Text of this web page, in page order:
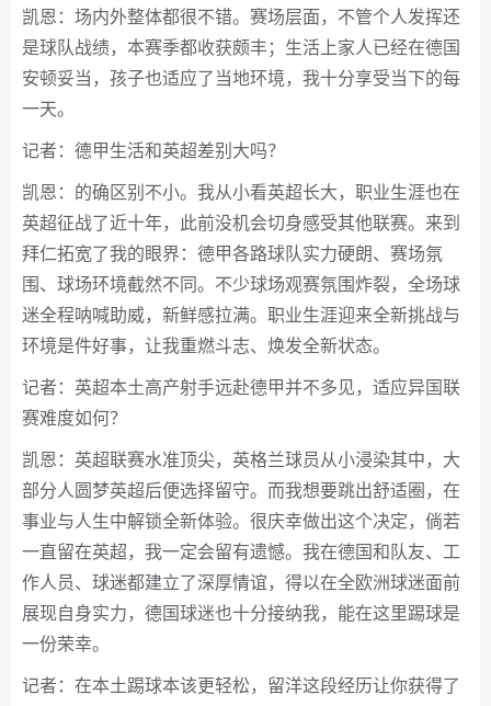
凯恩：场内外整体都很不错。赛场层面，不管个人发挥还
是球队战绩，本赛季都收获颇丰；生活上家人已经在德国
安顿妥当，孩子也适应了当地环境，我十分享受当下的每
一天。
记者：德甲生活和英超差别大吗？
凯恩：的确区别不小。我从小看英超长大，职业生涯也在
英超征战了近十年，此前没机会切身感受其他联赛。来到
拜仁拓宽了我的眼界：德甲各路球队实力硬朗、赛场氛
围、球场环境截然不同。不少球场观赛氛围炸裂，全场球
迷全程呐喊助威，新鲜感拉满。职业生涯迎来全新挑战与
环境是件好事，让我重燃斗志、焕发全新状态。
记者：英超本土高产射手远赴德甲并不多见，适应异国联
赛难度如何？
凯恩：英超联赛水准顶尖，英格兰球员从小浸染其中，大
部分人圆梦英超后便选择留守。而我想要跳出舒适圈，在
事业与人生中解锁全新体验。很庆幸做出这个决定，倘若
一直留在英超，我一定会留有遗憾。我在德国和队友、工
作人员、球迷都建立了深厚情谊，得以在全欧洲球迷面前
展现自身实力，德国球迷也十分接纳我，能在这里踢球是
一份荣幸。
记者：在本土踢球本该更轻松，留洋这段经历让你获得了